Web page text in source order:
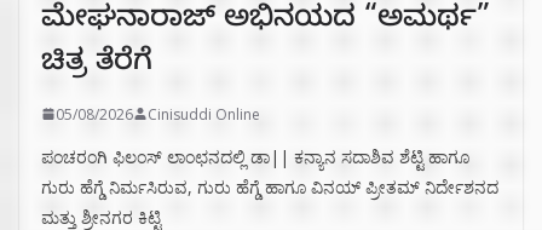
ಮೇಘನಾರಾಜ್ ಅಭಿನಯದ “ಅಮರ್ಥ”
ಚಿತ್ರ ತೆರೆಗೆ
05/08/2026 Cinisuddi Online
ಪಂಚರಂಗಿ ಫಿಲಂಸ್ ಲಾಂಛನದಲ್ಲಿ ಡಾ|| ಕನ್ಯಾನ ಸದಾಶಿವ ಶೆಟ್ಟಿ ಹಾಗೂ
ಗುರು ಹೆಗ್ಡೆ ನಿರ್ಮಸಿರುವ, ಗುರು ಹೆಗ್ಡೆ ಹಾಗೂ ವಿನಯ್ ಪ್ರೀತಮ್ ನಿರ್ದೇಶನದ
ಮತ್ತು ಶ್ರೀನಗರ ಕಿಟ್ಟಿ